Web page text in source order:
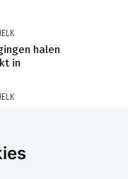
halen
in